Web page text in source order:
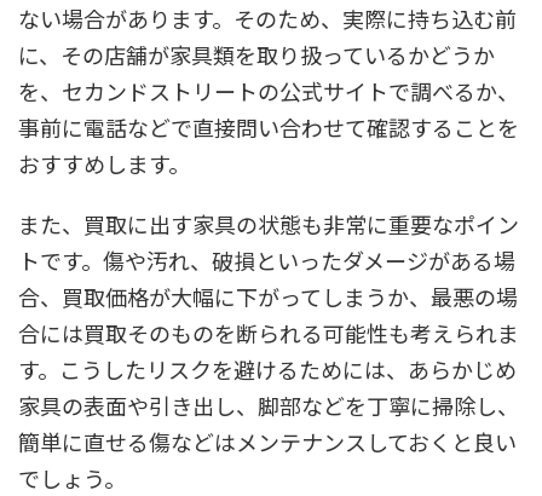
ない場合があります。そのため、実際に持ち込む前
に、その店舗が家具類を取り扱っているかどうか
を、セカンドストリートの公式サイトで調べるか、
事前に電話などで直接問い合わせて確認することを
おすすめします。
また、買取に出す家具の状態も非常に重要なポイン
トです。傷や汚れ、破損といったダメージがある場
合、買取価格が大幅に下がってしまうか、最悪の場
合には買取そのものを断られる可能性も考えられま
す。こうしたリスクを避けるためには、あらかじめ
家具の表面や引き出し、脚部などを丁寧に掃除し、
簡単に直せる傷などはメンテナンスしておくと良い
でしょう。